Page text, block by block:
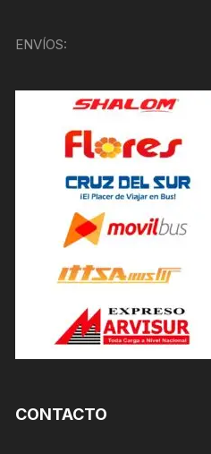
ENVÍOS:
CONTACTO